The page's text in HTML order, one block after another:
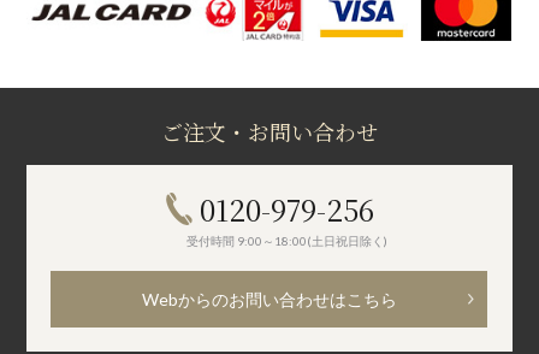
ご注文・お問い合わせ
0120-979-256
受付時間 9:00～18:00(土日祝日除く)
Webからのお問い合わせはこちら